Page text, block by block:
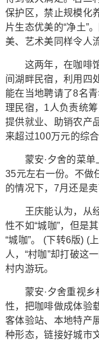
保护区，禁止规模化
片生态优美的“净土”
美、艺术美同样令人
这两年，在咖啡馆
间湖畔民宿，利用四
能在当地聘请了8名
理民宿，1人负责统
提供就业、助销农产
来超过100万元的综合
蒙安·夕舍的菜单
35元左右一份。不做
的情况下，7月还是卖
王庆能认为，从经
性不如“城咖”，但是
“城咖”。 (下转6版) (
人，“村咖”却打破这
村内游玩。
蒙安·夕舍重视乡
性，把咖啡做成体验
客体验站、本地特产
种形态，链接好城市